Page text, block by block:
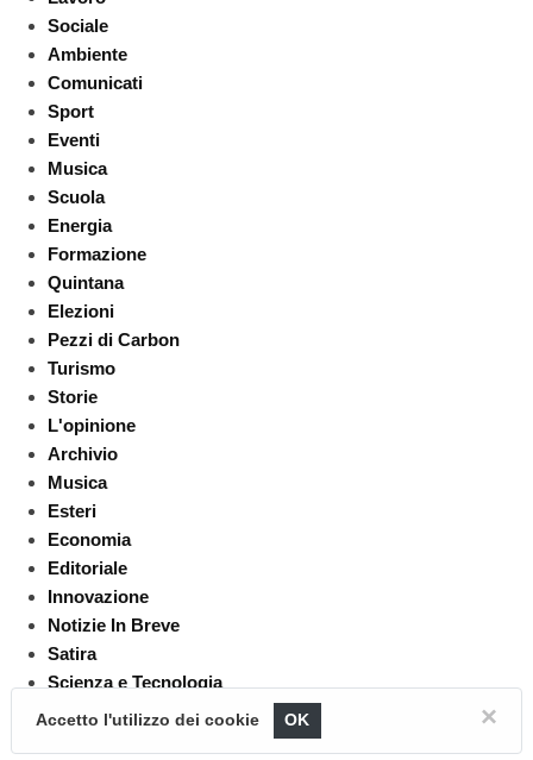
Accetto l'utilizzo dei cookie OK ×
Sociale
Ambiente
Comunicati
Sport
Eventi
Musica
Scuola
Energia
Formazione
Quintana
Elezioni
Pezzi di Carbon
Turismo
Storie
L'opinione
Archivio
Musica
Esteri
Economia
Editoriale
Innovazione
Notizie In Breve
Satira
Scienza e Tecnologia
Moda